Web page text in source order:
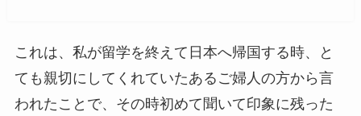
これは、私が留学を終えて日本へ帰国する時、と
ても親切にしてくれていたあるご婦人の方から言
われたことで、その時初めて聞いて印象に残った